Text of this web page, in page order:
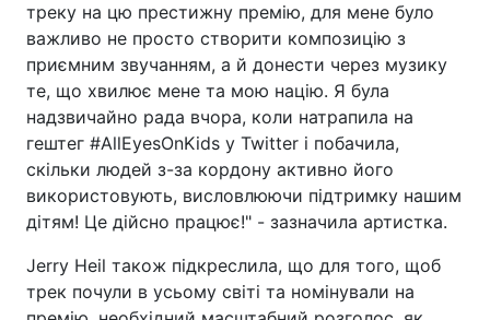
треку на цю престижну премію, для мене було
важливо не просто створити композицію з
приємним звучанням, а й донести через музику
те, що хвилює мене та мою націю. Я була
надзвичайно рада вчора, коли натрапила на
гештег #AllEyesOnKids у Twitter і побачила,
скільки людей з-за кордону активно його
використовують, висловлюючи підтримку нашим
дітям! Це дійсно працює!" - зазначила артистка.
Jerry Heil також підкреслила, що для того, щоб
трек почули в усьому світі та номінували на